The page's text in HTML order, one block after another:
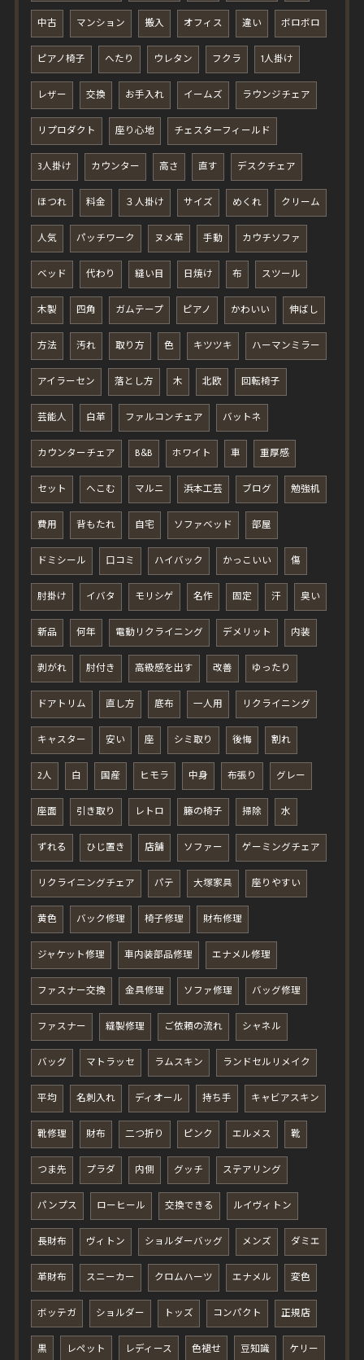
中古 マンション 搬入 オフィス 違い ボロボロ
ピアノ椅子 へたり ウレタン フクラ 1人掛け
レザー 交換 お手入れ イームズ ラウンジチェア
リプロダクト 座り心地 チェスターフィールド
3人掛け カウンター 高さ 直す デスクチェア
ほつれ 料金 ３人掛け サイズ めくれ クリーム
人気 パッチワーク ヌメ革 手動 カウチソファ
ベッド 代わり 縫い目 日焼け 布 スツール
木製 四角 ガムテープ ピアノ かわいい 伸ばし
方法 汚れ 取り方 色 キツツキ ハーマンミラー
アイラーセン 落とし方 木 北欧 回転椅子
芸能人 白革 ファルコンチェア バットネ
カウンターチェア B&B ホワイト 車 重厚感
セット へこむ マルニ 浜本工芸 ブログ 勉強机
費用 背もたれ 自宅 ソファベッド 部屋
ドミシール 口コミ ハイバック かっこいい 傷
肘掛け イバタ モリシゲ 名作 固定 汗 臭い
新品 何年 電動リクライニング デメリット 内装
剥がれ 肘付き 高級感を出す 改善 ゆったり
ドアトリム 直し方 底布 一人用 リクライニング
キャスター 安い 座 シミ取り 後悔 割れ
2人 白 国産 ヒモラ 中身 布張り グレー
座面 引き取り レトロ 籐の椅子 掃除 水
ずれる ひじ置き 店舗 ソファー ゲーミングチェア
リクライニングチェア パテ 大塚家具 座りやすい
黄色 バック修理 椅子修理 財布修理
ジャケット修理 車内装部品修理 エナメル修理
ファスナー交換 金具修理 ソファ修理 バッグ修理
ファスナー 縫製修理 ご依頼の流れ シャネル
バッグ マトラッセ ラムスキン ランドセルリメイク
平均 名刺入れ ディオール 持ち手 キャビアスキン
靴修理 財布 二つ折り ピンク エルメス 靴
つま先 プラダ 内側 グッチ ステアリング
パンプス ローヒール 交換できる ルイヴィトン
長財布 ヴィトン ショルダーバッグ メンズ ダミエ
革財布 スニーカー クロムハーツ エナメル 変色
ボッテガ ショルダー トッズ コンパクト 正規店
黒 レペット レディース 色褪せ 豆知識 ケリー